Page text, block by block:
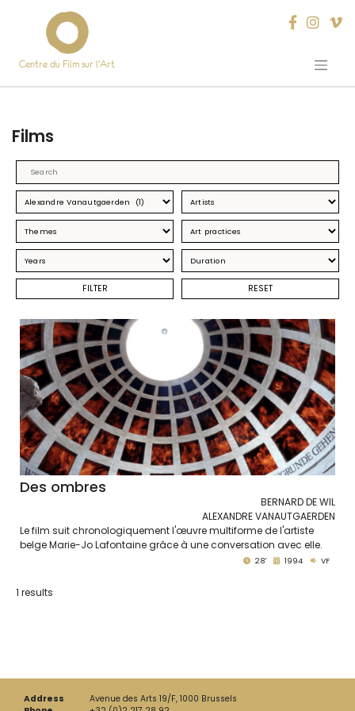
Centre du Film sur l’Art
Films
Des ombres
BERNARD DE WIL
ALEXANDRE VANAUTGAERDEN
Le film suit chronologiquement l'œuvre multiforme de l'artiste
belge Marie-Jo Lafontaine grâce à une conversation avec elle.
28' 1994 VF
1 results
Address
Avenue des Arts 19/F, 1000 Brussels